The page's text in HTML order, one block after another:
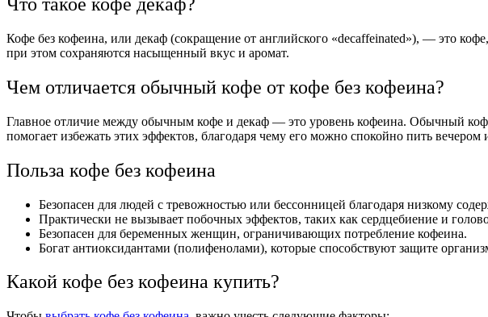
Кофе без кофеина, или декаф (сокращение от английского «decaffeinated»), — это
при этом сохраняются насыщенный вкус и аромат.
Чем отличается обычный кофе от кофе без кофеина?
Главное отличие между обычным кофе и декаф — это уровень кофеина. Обычный
помогает избежать этих эффектов, благодаря чему его можно спокойно пить
Польза кофе без кофеина
Безопасен для людей с тревожностью или бессонницей благодаря низкому
Практически не вызывает побочных эффектов, таких как сердцебиение и
Безопасен для беременных женщин, ограничивающих потребление кофеина.
Богат антиоксидантами (полифенолами), которые способствуют защите
Какой кофе без кофеина купить?